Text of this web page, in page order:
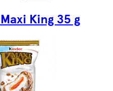
King 35 g